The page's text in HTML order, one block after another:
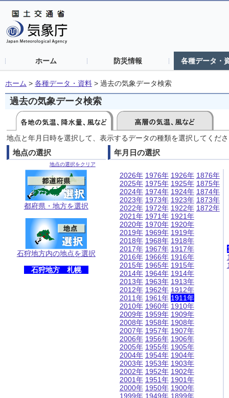
ホーム 防災情報 各種データ・
ホーム > 各種データ・資料 > 過去の気象データ検索
過去の気象データ検索
地点と年月日時を選択して、表示するデータの種類を選択してくだ
地点の選択
地点の選択をクリア
都府県・地方を選択
石狩地方内の地点を選択
石狩地方 札幌
年月日の選択
2026年
2025年
2024年
2023年
2022年
2021年
2020年
2019年
2018年
2017年
2016年
2015年
2014年
2013年
2012年
2011年
2010年
2009年
2008年
2007年
2006年
2005年
2004年
2003年
2002年
2001年
2000年
1999年
1976年
1975年
1974年
1973年
1972年
1971年
1970年
1969年
1968年
1967年
1966年
1965年
1964年
1963年
1962年
1961年
1960年
1959年
1958年
1957年
1956年
1955年
1954年
1953年
1952年
1951年
1950年
1949年
1926年
1925年
1924年
1923年
1922年
1921年
1920年
1919年
1918年
1917年
1916年
1915年
1914年
1913年
1912年
1911年
1910年
1909年
1908年
1907年
1906年
1905年
1904年
1903年
1902年
1901年
1900年
1899年
1876年
1875年
1874年
1873年
1872年